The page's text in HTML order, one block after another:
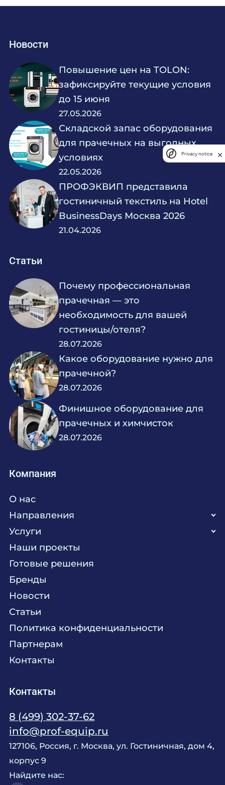
Новости
Повышение цен на TOLON:
зафиксируйте текущие условия
до 15 июня
27.05.2026
Складской запас оборудования
для прачечных на выгодных
условиях
22.05.2026
ПРОФЭКВИП представила
гостиничный текстиль на Hotel
BusinessDays Москва 2026
21.04.2026
Статьи
Почему профессиональная
прачечная — это
необходимость для вашей
гостиницы/отеля?
28.07.2026
Какое оборудование нужно для
прачечной?
28.07.2026
Финишное оборудование для
прачечных и химчисток
28.07.2026
Компания
О нас
Направления
Кухня
Прачечная
Текстиль
Химия
Мебель
Комплексное оснащение
Услуги
Поставка аксессуаров и запасных частей
Сервисное обслуживание
Консалтинг
Технологическое проектирование
Продажа оборудования
Монтажные и пусконаладочные работы
Наши проекты
Готовые решения
Бренды
Новости
Статьи
Политика конфиденциальности
Партнерам
Контакты
Контакты
8 (499) 302-37-62
info@prof-equip.ru
127106, Россия, г. Москва, ул. Гостиничная, дом 4,
корпус 9
Найдите нас:
Privacy notice